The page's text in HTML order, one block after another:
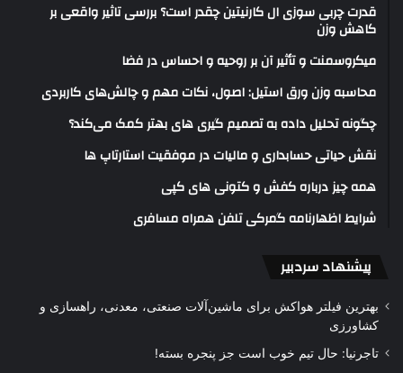
قدرت چربی سوزی ال کارنیتین چقدر است؟ بررسی تاثیر واقعی بر
کاهش وزن
میکروسمنت و تأثیر آن بر روحیه و احساس در فضا
محاسبه وزن ورق استیل: اصول، نکات مهم و چالش‌های کاربردی
چگونه تحلیل داده به تصمیم گیری های بهتر کمک می‌کند؟
نقش حیاتی حسابداری و مالیات در موفقیت استارتاپ ها
همه چیز درباره کفش و کتونی های کپی
شرایط اظهارنامه گمرکی تلفن همراه مسافری
پیشنهاد سردبیر
بهترین فیلتر هواکش برای ماشین‌آلات صنعتی، معدنی، راهسازی و
کشاورزی
تاجرنیا: حال تیم خوب است جز پنجره بسته!